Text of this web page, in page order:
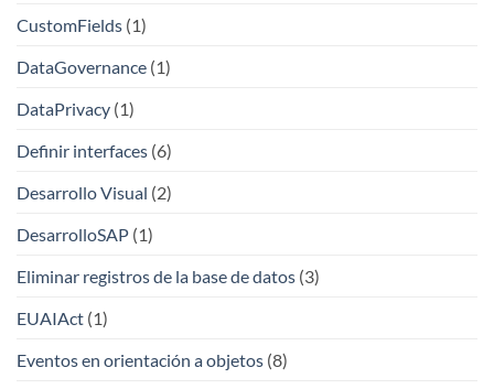
CustomFields (1)
DataGovernance (1)
DataPrivacy (1)
Definir interfaces (6)
Desarrollo Visual (2)
DesarrolloSAP (1)
Eliminar registros de la base de datos (3)
EUAIAct (1)
Eventos en orientación a objetos (8)